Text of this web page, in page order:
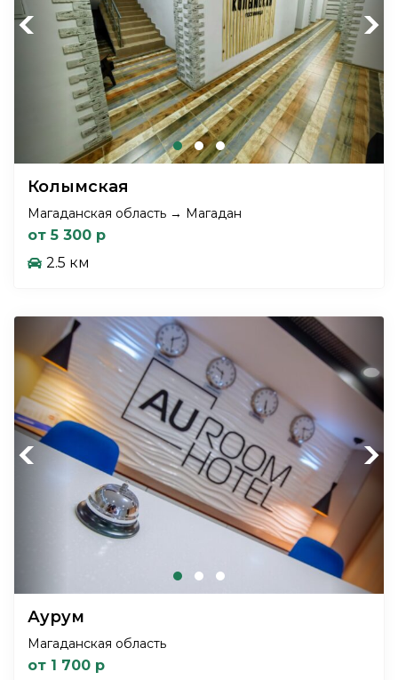
Previous Next
Колымская
Магаданская область → Магадан
от 5 300 р
2.5 км
Previous Next
Аурум
Магаданская область
от 1 700 р